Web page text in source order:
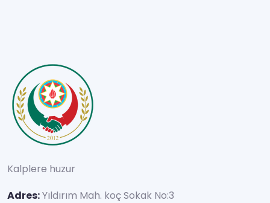
Kalplere huzur
Adres:Yıldırım Mah. koç Sokak No:3